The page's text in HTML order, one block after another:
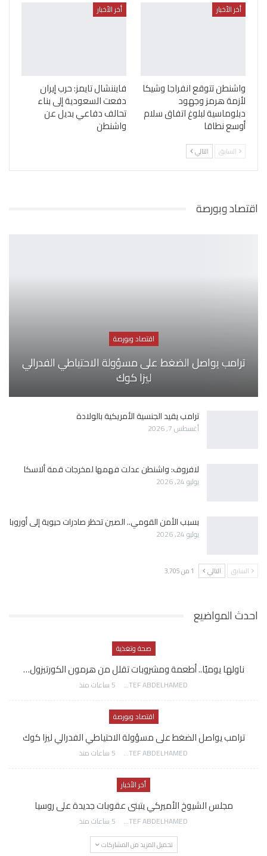
أخر الأخبار
واشنطن تتوقع انفراجا وشيكا
لأزمة هرمز وجهود
دبلوماسية لبلوغ اتفاق سلام
أوسع نطاقا
أخر الأخبار
فايننشال تايمز: حرب إيران
دفعت السعودية إلى بناء
تحالف دفاعي بديل عن
واشنطن
السابق التالي
اقتصاد وبورصة
اقتصاد وبورصة
ترامب يواصل الضغط على مسؤولة الاحتياطي الفدرالي
ليزا كوك
ترامب يقيد الجنسية الأمريكية بالولادة
أغسطس 7, 2026
لافروف: واشنطن عدلت فهمها لمخرجات قمة ألاسكا
يوليو 24, 2026
بسبب الأمن القومي.. الصين تحظر صادرات حيوية إلى أوروبا
يوليو 24, 2026
السابق التالي 1 من 3٬705
احدث المواضيع
صحة وتغذية
ناولها يوميًا.. أطعمة ومشروبات تقلل من هرمون الكورتيزول…
AWATEF ABDELHAMED 5 ساعات منذ
اقتصاد وبورصة
ترامب يواصل الضغط على مسؤولة الاحتياطي الفدرالي ليزا كوك
AWATEF ABDELHAMED 5 ساعات منذ
أخر الأخبار
مجلس الشيوخ الأميركي يتبنى عقوبات جديدة على روسيا
AWATEF ABDELHAMED 5 ساعات منذ
تحميل المزيد من المشاركات